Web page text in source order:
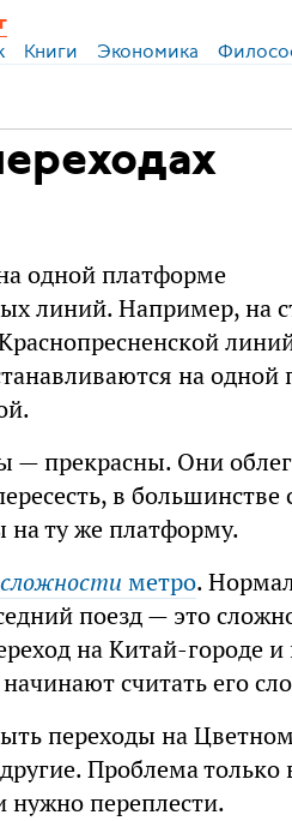
Книги Экономика
одной платформе
линий. Например, на
на
— прекрасны. Они
в большинстве
на ту же платформу.
сложности метро.
поезд — это
на Китай-городе и
считать его
переходы на Цветном
Проблема только
нужно переплести.